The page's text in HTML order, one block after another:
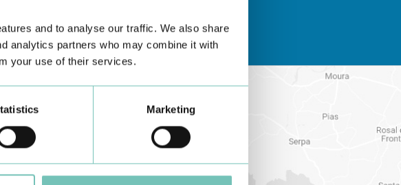
and to analyse our traffic. We also share
analytics partners who may combine it with
your use of their services.
Marketing
CUFaqui